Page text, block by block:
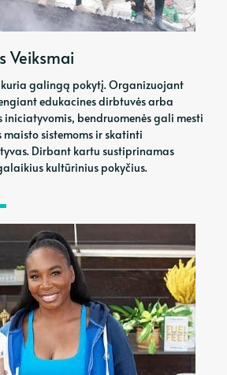
Veiksmai
galingą pokytį. Organizuojant
edukacines dirbtuvės arba
bendruomenės gali mesti
maisto sistemoms ir skatinti
Dirbant kartu sustiprinamas
kultūrinius pokyčius.